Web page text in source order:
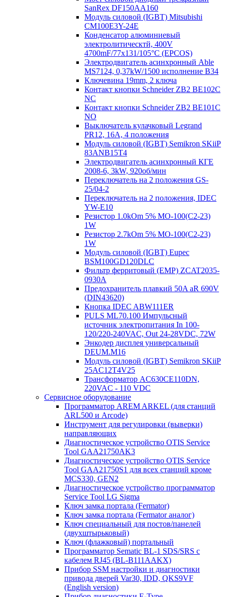
SanRex DF150AA160
Модуль силовой (IGBT) Mitsubishi
CM100E3Y-24E
Конденсатор алюминиевый
электролитическтй, 400V
4700mF/77x131/105°C (EPCOS)
Электродвигатель асинхронный Able
MS7124, 0,37kW/1500 исполнение В34
Ключевина 19mm, 2 ключа
Контакт кнопки Schneider ZB2 BE102C
NC
Контакт кнопки Schneider ZB2 BE101C
NO
Выключатель кулачковый Legrand
PR12, 16A, 4 положения
Модуль силовой (IGBT) Semikron SKiiP
83ANB15T4
Электродвигатель асинхронный КГЕ
2008-6, 3kW, 920об/мин
Переключатель на 2 положения GS-
25/04-2
Переключатель на 2 положения, IDEC
YW-E10
Резистор 1.0kOm 5% МО-100(С2-23)
1W
Резистор 2.7kOm 5% МО-100(С2-23)
1W
Модуль силовой (IGBT) Eupec
BSM100GD120DLC
Фильтр ферритовый (EMP) ZCAT2035-
0930A
Предохранитель плавкий 50A aR 690V
(DIN43620)
Кнопка IDEC ABW111ER
PULS ML70.100 Импульсный
источник электропитания In 100-
120/220-240VAC, Out 24-28VDC, 72W
Энкодер дисплея универсальный
DEUM.M16
Модуль силовой (IGBT) Semikron SKiiP
25AC12T4V25
Трансформатор AC630CE110DN,
220VAC - 110 VDC
Сервисное оборудование
Программатор AREM ARKEL (для станций
ARL500 и Arcode)
Инструмент для регулировки (выверки)
направляющих
Диагностическое устройство OTIS Service
Tool GAA21750AK3
Диагностическое устройство OTIS Service
Tool GAA21750S1 для всех станций кроме
MCS330, GEN2
Диагностическое устройство программатор
Service Tool LG Sigma
Ключ замка портала (Fermator)
Ключ замка портала (Fermator аналог)
Ключ специальный для постов/панелей
(двухштырьковый)
Ключ (флажковый) портальный
Программатор Sematic BL-1 SDS/SRS с
кабелем RJ45 (BL-B111AAKX)
Прибор SSM настройки и диагностики
привода дверей Var30, IDD, QKS9VF
(English version)